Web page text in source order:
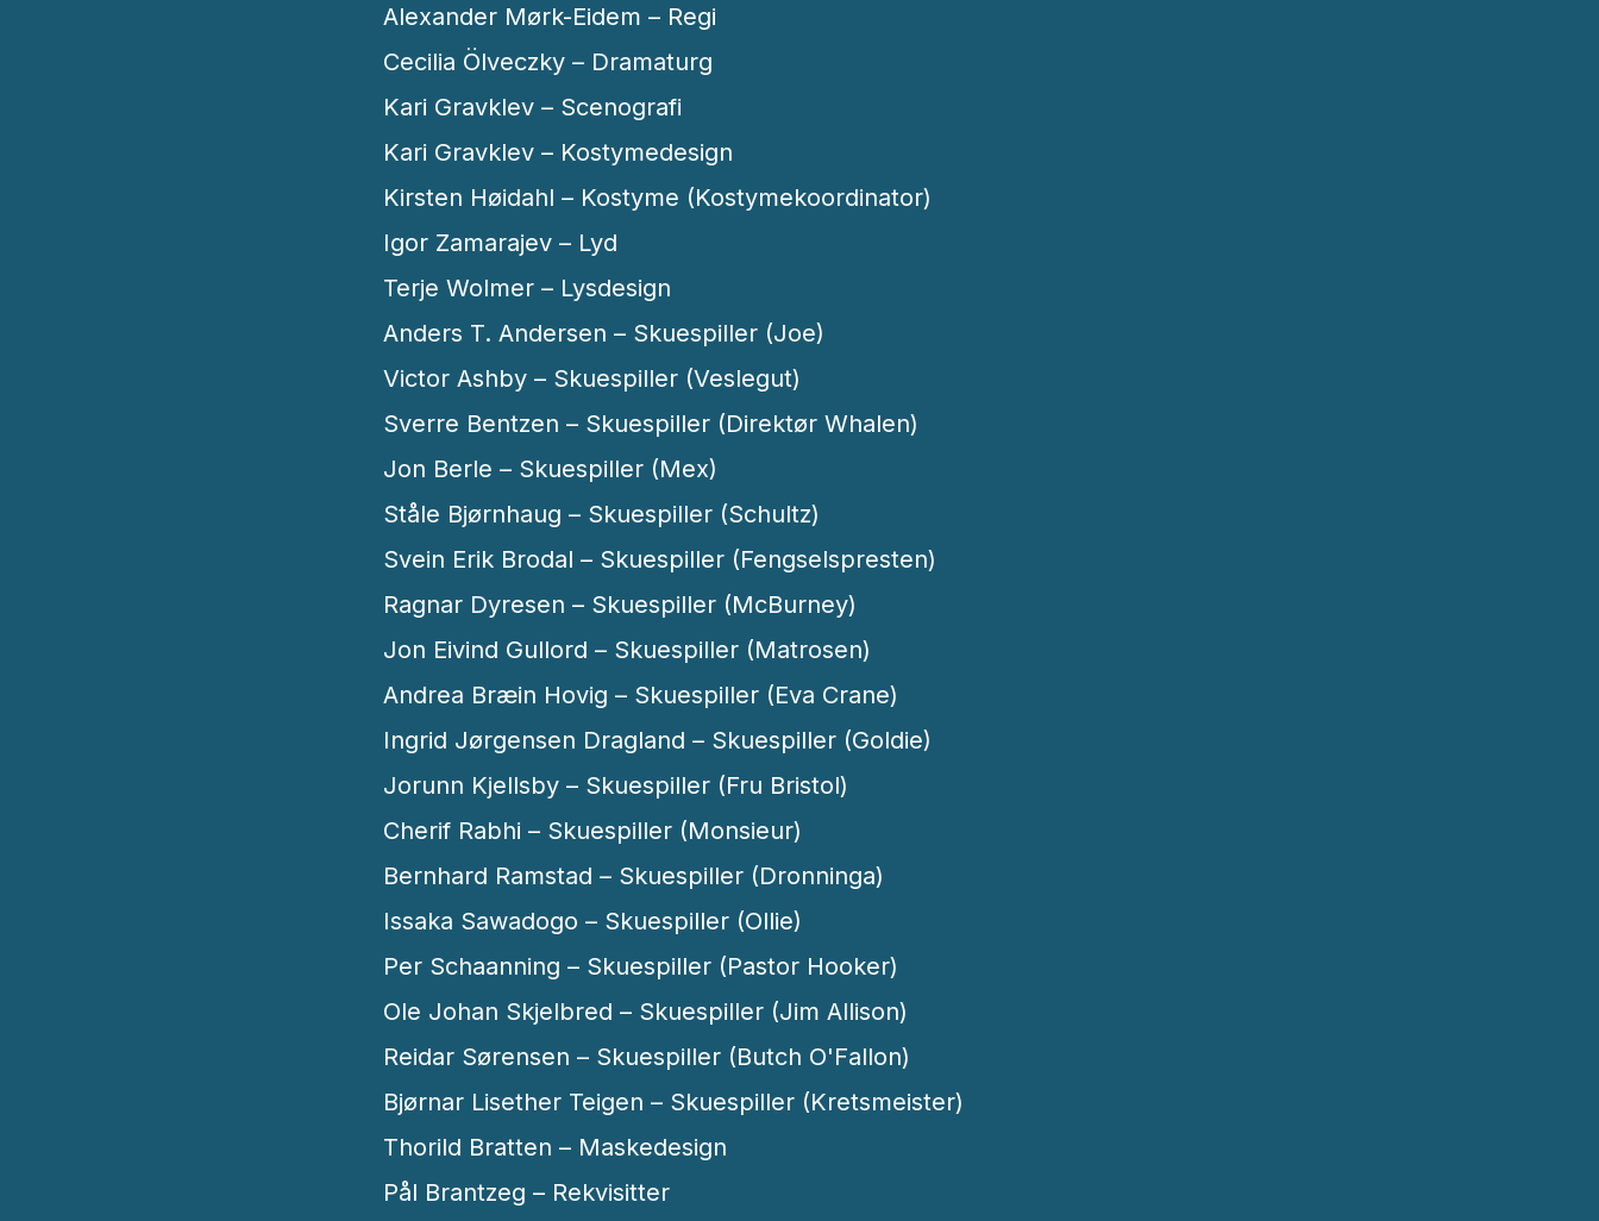
Alexander Mørk-Eidem – Regi
Cecilia Ölveczky – Dramaturg
Kari Gravklev – Scenografi
Kari Gravklev – Kostymedesign
Kirsten Høidahl – Kostyme (Kostymekoordinator)
Igor Zamarajev – Lyd
Terje Wolmer – Lysdesign
Anders T. Andersen – Skuespiller (Joe)
Victor Ashby – Skuespiller (Veslegut)
Sverre Bentzen – Skuespiller (Direktør Whalen)
Jon Berle – Skuespiller (Mex)
Ståle Bjørnhaug – Skuespiller (Schultz)
Svein Erik Brodal – Skuespiller (Fengselspresten)
Ragnar Dyresen – Skuespiller (McBurney)
Jon Eivind Gullord – Skuespiller (Matrosen)
Andrea Bræin Hovig – Skuespiller (Eva Crane)
Ingrid Jørgensen Dragland – Skuespiller (Goldie)
Jorunn Kjellsby – Skuespiller (Fru Bristol)
Cherif Rabhi – Skuespiller (Monsieur)
Bernhard Ramstad – Skuespiller (Dronninga)
Issaka Sawadogo – Skuespiller (Ollie)
Per Schaanning – Skuespiller (Pastor Hooker)
Ole Johan Skjelbred – Skuespiller (Jim Allison)
Reidar Sørensen – Skuespiller (Butch O'Fallon)
Bjørnar Lisether Teigen – Skuespiller (Kretsmeister)
Thorild Bratten – Maskedesign
Pål Brantzeg – Rekvisitter